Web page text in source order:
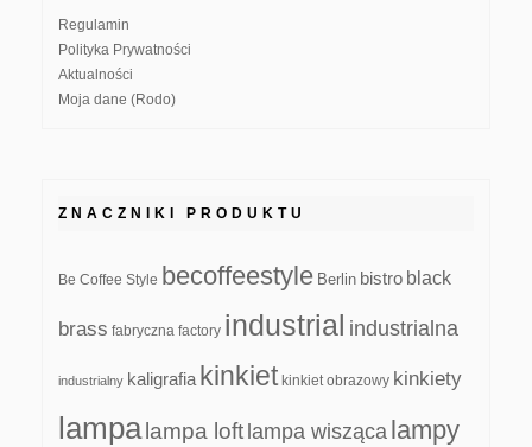
Regulamin
Polityka Prywatności
Aktualności
Moja dane (Rodo)
ZNACZNIKI PRODUKTU
Be Coffee Style becoffeestyle Berlin bistro black
brass fabryczna factory industrial industrialna
industrialny kaligrafia kinkiet kinkiet obrazowy kinkiety
lampa lampa loft lampa wisząca lampy